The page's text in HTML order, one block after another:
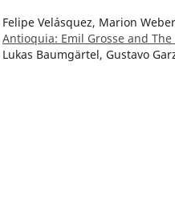
Felipe Velásquez, Marion
Antioquia: Emil Grosse and
Lukas Baumgärtel, Gustavo